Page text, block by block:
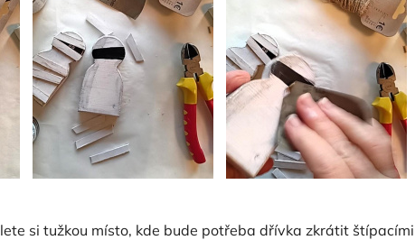
si tužkou místo, kde bude potřeba dřívka zkrátit